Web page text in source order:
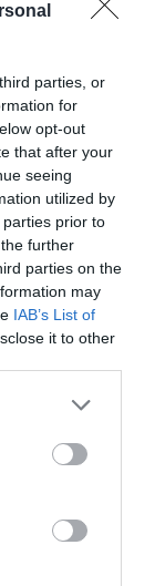
parties, or
for
opt-out
that after your
seeing
utilized by
prior to
further
parties on the
may
IAB’s List of
it to other
more Google
may click to
party tags to
below Google
Οικονομικών
διαθέτει
υπέρβαση
να
σε
να
καρπωθεί τα
το
ή μη των
– Τι θα
για